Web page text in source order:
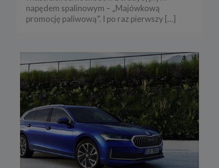
napędem spalinowym – „Majówkową
promocję paliwową”. I po raz pierwszy […]
a) niezbędne
5. Wyłączenie plików cookies
Większość przeglądarek internetowych jest ustawiona na
automatyczne przyjmowanie plików cookies. Powyższe ustawienia
można zmienić i zablokować cookies w całości lub w części.
Sposób wyłączenia plików cookies w poszczególnych
przeglądarkach znajdziesz na poniższych stronach:
Chrome, Firefox, Safari.
Pamiętaj, że zmiana ustawienia plików cookies i podobnych
technologii może wpłynąć na sposób funkcjonowania naszego
serwisu.